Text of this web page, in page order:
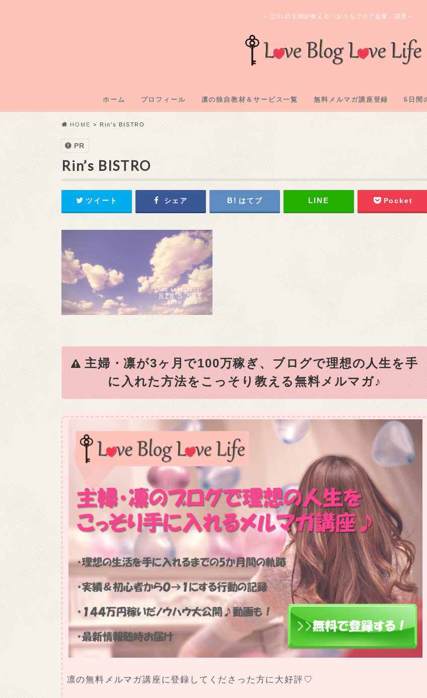
～元OLの主婦が教える「おうちブログ起業」講座～
ホーム プロフィール 凛の独自教材＆サービス一覧 無料メルマガ講座登録 6日間
HOME Rin's BISTRO
PR
Rin’s BISTRO
ツイート シェア はてブ Pocket
主婦・凛が3ヶ月で100万稼ぎ、ブログで理想の人生を手
に入れた方法をこっそり教える無料メルマガ♪
凛の無料メルマガ講座に登録してくださった方に大好評♡